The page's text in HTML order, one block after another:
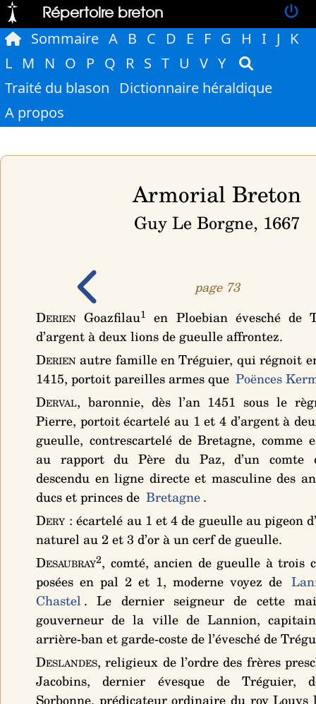
Répertoire breton
Sommaire A B C D E F G H I J
K
L M N O P Q R S T U V Y
Traité du blason
Dictionnaire héraldique
A propos
Armorial Breton
Guy Le Borgne, 1667
page 73
Derien Goazfilau1 en Ploebian évesché de
d’argent à deux lions de gueulle affrontez.
Derienautre famille en Tréguier, qui régnoit
1415, portoit pareilles armes que Poënces
Derval, baronnie, dès l’an 1451 sous le
Pierre, portoitécartelé au 1 et 4 d’argent à
gueulle, contrescartelé de Bretagne, comme
au rapport du Père du Paz, d’un comte
descendu en ligne directe et masculine des
ducs et princes de Bretagne.
Dery:écartelé au 1 et 4 de gueulle au pigeon
naturel au 2 et 3 d’or à un cerf de gueulle.
Desaubray2, comté, ancien de gueulle à trois
posées en pal 2 et 1, moderne voyez de
Chastel. Le dernier seigneur de cette
gouverneur de la ville de Lannion,
arrière-ban et garde-coste de l’évesché de
Deslandes, religieux de l’ordre des frères
Jacobins, dernier évesque de Tréguier,
Sorbonne, prédicateur ordinaire du roy Louys